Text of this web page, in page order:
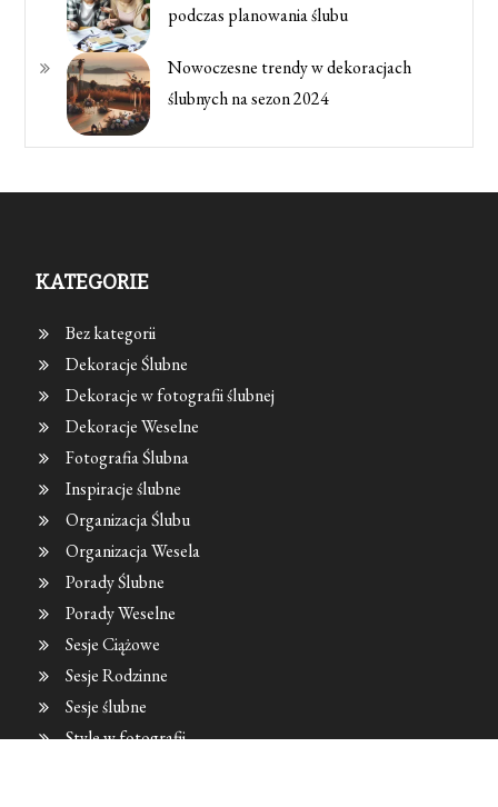
podczas planowania ślubu
Nowoczesne trendy w dekoracjach
ślubnych na sezon 2024
KATEGORIE
Bez kategorii
Dekoracje Ślubne
Dekoracje w fotografii ślubnej
Dekoracje Weselne
Fotografia Ślubna
Inspiracje ślubne
Organizacja Ślubu
Organizacja Wesela
Porady Ślubne
Porady Weselne
Sesje Ciążowe
Sesje Rodzinne
Sesje ślubne
Style w fotografii